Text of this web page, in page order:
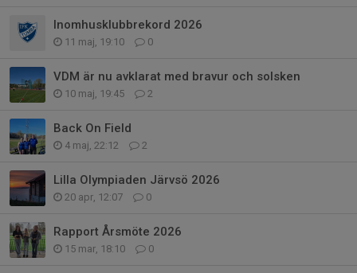
Inomhusklubbrekord 2026
11 maj, 19:10 0
VDM är nu avklarat med bravur och solsken
10 maj, 19:45 2
Back On Field
4 maj, 22:12 2
Lilla Olympiaden Järvsö 2026
20 apr, 12:07 0
Rapport Årsmöte 2026
15 mar, 18:10 0